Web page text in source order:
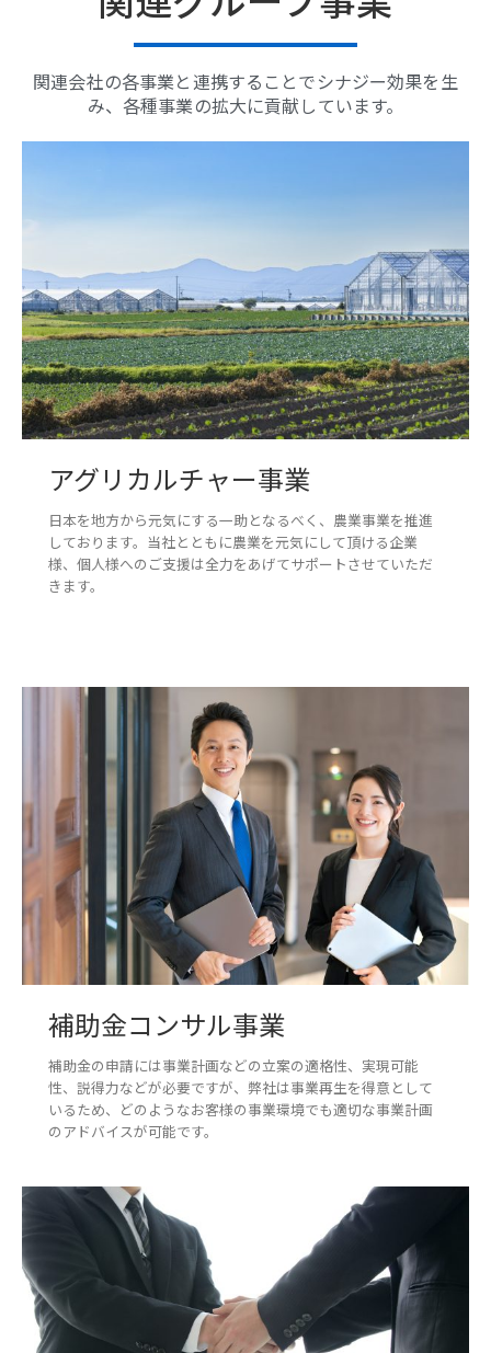
関連会社の各事業と連携することでシナジー効果を生
み、各種事業の拡大に貢献しています。
アグリカルチャー事業
日本を地方から元気にする一助となるべく、農業事業を推進
しております。当社とともに農業を元気にして頂ける企業
様、個人様へのご支援は全力をあげてサポートさせていただ
きます。
補助金コンサル事業
補助金の申請には事業計画などの立案の適格性、実現可能
性、説得力などが必要ですが、弊社は事業再生を得意として
いるため、どのようなお客様の事業環境でも適切な事業計画
のアドバイスが可能です。